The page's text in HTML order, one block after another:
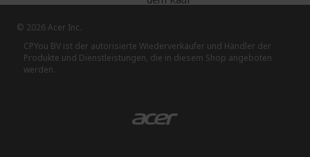
© 2026 Acer Inc.
CPYou BV ist der autorisierte Wiederverkäufer und Händler der
Produkte und Dienstleistungen, die in diesem Shop angeboten
werden.